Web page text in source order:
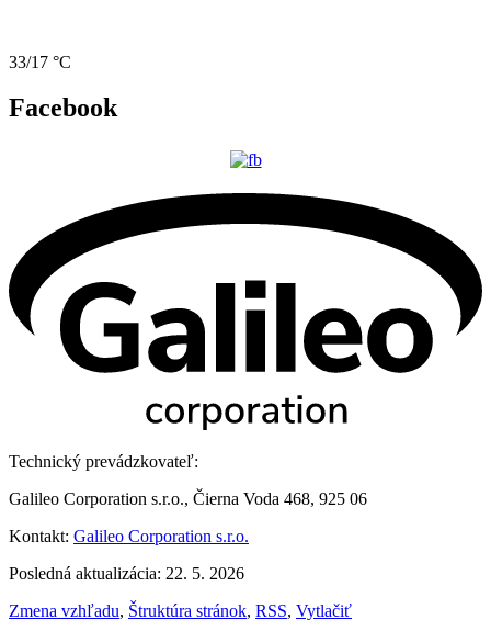
33/17 °C
Facebook
Technický prevádzkovateľ:
Galileo Corporation s.r.o., Čierna Voda 468, 925 06
Kontakt: Galileo Corporation s.r.o.
Posledná aktualizácia: 22. 5. 2026
Zmena vzhľadu, Štruktúra stránok, RSS, Vytlačiť